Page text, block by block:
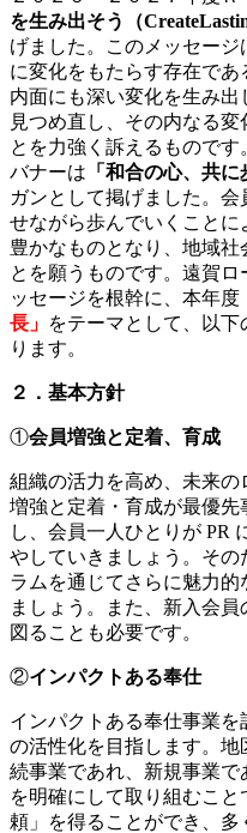
を生み出そう（Create
げました。このメッセー
に変化をもたらす存在で
内面にも深い変化を生み
見つめ直し、その内なる
とを力強く訴えるもので
バナーは 「和合の心、共に
ガンとして掲げました。
せながら歩んでいくことに
豊かなものとなり、地域社
とを願うものです。遠賀
ッセージを根幹に、本年度
長」 をテーマとして、以
ります。
２．基本方針
①会員増強と定着、育成
組織の活力を高め、未来
増強と定着・育成が最優先
し、会員一人ひとりが PR
やしていきましょう。そ
ラムを通じてさらに魅力
ましょう。また、新入会
図ることも必要です。
②インパクトある奉仕
インパクトある奉仕事業
の活性化を目指します。
続事業であれ、新規事業
を明確にして取り組むこ
頼」を得ることができ、